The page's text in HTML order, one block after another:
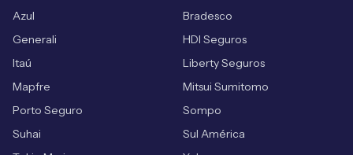
Azul
Bradesco
Generali
HDI Seguros
Itaú
Liberty Seguros
Mapfre
Mitsui Sumitomo
Porto Seguro
Sompo
Suhai
Sul América